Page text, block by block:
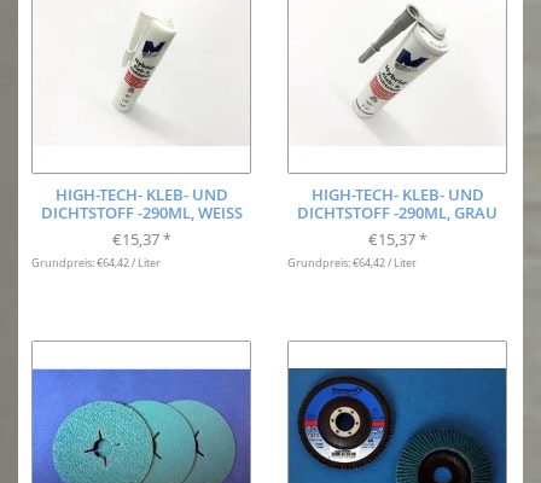
HIGH-TECH- KLEB- UND
DICHTSTOFF -290ML, WEISS
€15,37 *
Grundpreis: €64,42 / Liter
HIGH-TECH- KLEB- UND
DICHTSTOFF -290ML, GRAU
€15,37 *
Grundpreis: €64,42 / Liter